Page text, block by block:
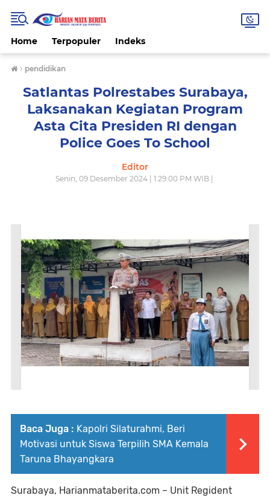
Home Terpopuler Indeks
› pendidikan
Satlantas Polrestabes Surabaya,
Laksanakan Kegiatan Program
Asta Cita Presiden RI dengan
Police Goes To School
Editor
Senin, 09 Desember 2024 | 1:29:00 PM WIB |
Baca Juga : Kapolri Silaturahmi, Beri
Motivasi untuk Siswa Terpilih SMA Kemala
Taruna Bhayangkara
Surabaya, Harianmataberita.com – Unit Regident